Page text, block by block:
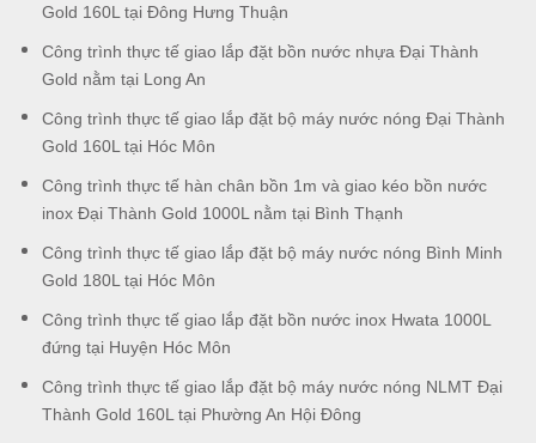
Gold 160L tại Đông Hưng Thuận
Công trình thực tế giao lắp đặt bồn nước nhựa Đại Thành
Gold nằm tại Long An
Công trình thực tế giao lắp đặt bộ máy nước nóng Đại Thành
Gold 160L tại Hóc Môn
Công trình thực tế hàn chân bồn 1m và giao kéo bồn nước
inox Đại Thành Gold 1000L nằm tại Bình Thạnh
Công trình thực tế giao lắp đặt bộ máy nước nóng Bình Minh
Gold 180L tại Hóc Môn
Công trình thực tế giao lắp đặt bồn nước inox Hwata 1000L
đứng tại Huyện Hóc Môn
Công trình thực tế giao lắp đặt bộ máy nước nóng NLMT Đại
Thành Gold 160L tại Phường An Hội Đông